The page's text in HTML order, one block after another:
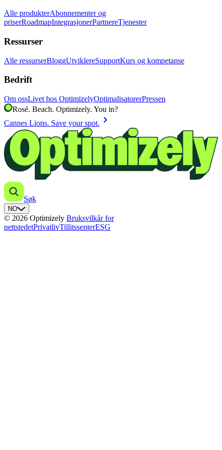
Alle produkterAbonnementer og
priserRoadmapIntegrasjonerPartnereTjenester
Ressurser
Alle ressurserBloggUtviklereSupportKurs og kompetanse
Bedrift
Om ossLivet hos OptimizelyOptimalisatorerPressen
Rosé. Beach. Optimizely. You in?
Cannes Lions. Save your spot. chevron_right
Søk
NO
© 2026 Optimizely Bruksvilkår for
nettstedetPrivatlivTillitssenterESG